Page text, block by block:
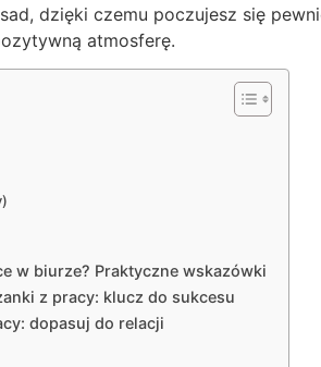
dzięki czemu poczujesz się
atmosferę.
w biurze? Praktyczne wskazówki
z pracy: klucz do sukcesu
dopasuj do relacji